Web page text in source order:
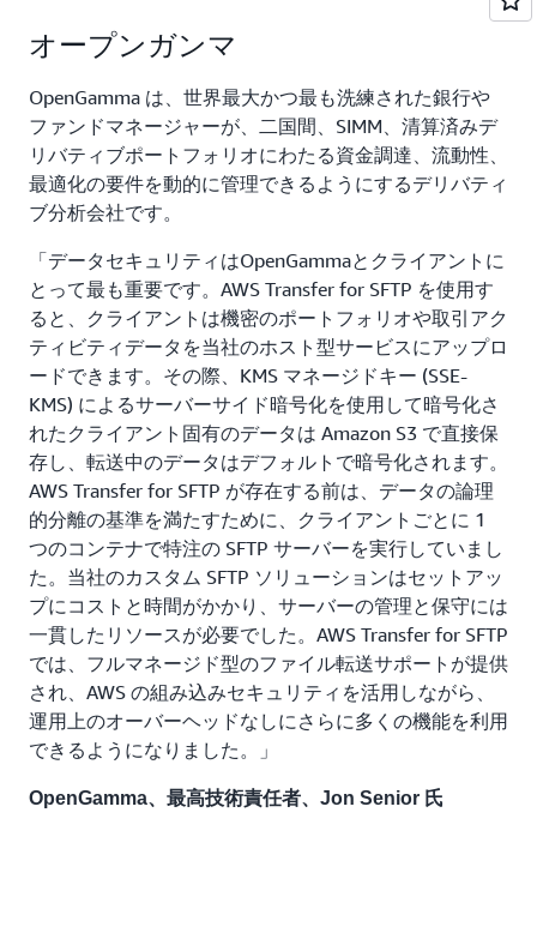
オープンガンマ
OpenGamma は、世界最大かつ最も洗練された銀行や
ファンドマネージャーが、二国間、SIMM、清算済みデ
リバティブポートフォリオにわたる資金調達、流動性、
最適化の要件を動的に管理できるようにするデリバティ
ブ分析会社です。
「データセキュリティはOpenGammaとクライアントに
とって最も重要です。AWS Transfer for SFTP を使用す
ると、クライアントは機密のポートフォリオや取引アク
ティビティデータを当社のホスト型サービスにアップロ
ードできます。その際、KMS マネージドキー (SSE-
KMS) によるサーバーサイド暗号化を使用して暗号化さ
れたクライアント固有のデータは Amazon S3 で直接保
存し、転送中のデータはデフォルトで暗号化されます。
AWS Transfer for SFTP が存在する前は、データの論理
的分離の基準を満たすために、クライアントごとに 1
つのコンテナで特注の SFTP サーバーを実行していまし
た。当社のカスタム SFTP ソリューションはセットアッ
プにコストと時間がかかり、サーバーの管理と保守には
一貫したリソースが必要でした。AWS Transfer for SFTP
では、フルマネージド型のファイル転送サポートが提供
され、AWS の組み込みセキュリティを活用しながら、
運用上のオーバーヘッドなしにさらに多くの機能を利用
できるようになりました。」
OpenGamma、最高技術責任者、Jon Senior 氏